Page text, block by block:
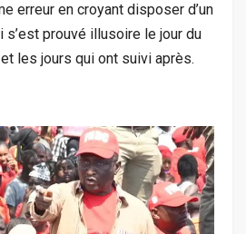
erreur en croyant disposer d’un
s’est prouvé illusoire le jour du
les jours qui ont suivi après.